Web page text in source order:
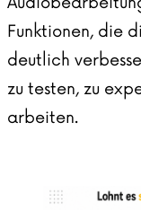
Funktionen, die
deutlich
zu testen, zu
arbeiten.